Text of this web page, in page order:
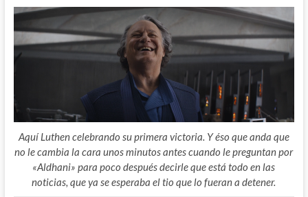
Aquí Luthen celebrando su primera victoria. Y éso que anda que
no le cambia la cara unos minutos antes cuando le preguntan por
«Aldhani» para poco después decirle que está todo en las
noticias, que ya se esperaba el tio que lo fueran a detener.